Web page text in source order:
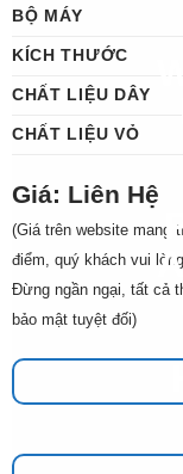
BỘ MÁY
KÍCH THƯỚC
CHẤT LIỆU DÂY
CHẤT LIỆU VỎ
Giá: Liên Hệ
(Giá trên website mang
điểm, quý khách vui
Đừng ngần ngại, tất cả
bảo mật tuyệt đối)